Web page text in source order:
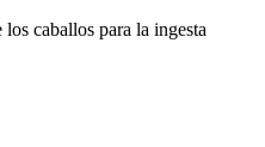
caballos para la ingesta